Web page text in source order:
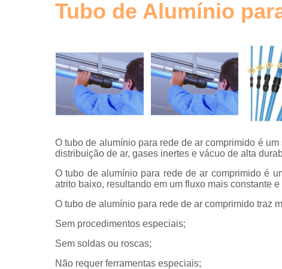
comprimido
alumínio
para ar
comprimido
Tubulações
em alumínio
Tubo de Alumínio
O tubo de alumínio para rede de ar comprimido é
distribuição de ar, gases inertes e vácuo de alta
O tubo de alumínio para rede de ar comprimido é
atrito baixo, resultando em um fluxo mais constante
O tubo de alumínio para rede de ar comprimido traz
Sem procedimentos especiais;
Sem soldas ou roscas;
Não requer ferramentas especiais;